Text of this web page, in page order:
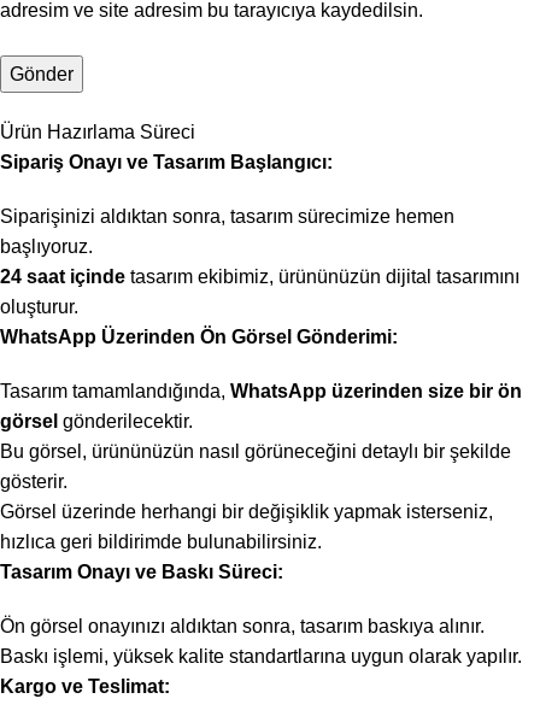
adresim ve site adresim bu tarayıcıya kaydedilsin.
Ürün Hazırlama Süreci
Sipariş Onayı ve Tasarım Başlangıcı:
Siparişinizi aldıktan sonra, tasarım sürecimize hemen
başlıyoruz.
24 saat içinde tasarım ekibimiz, ürününüzün dijital tasarımını
oluşturur.
WhatsApp Üzerinden Ön Görsel Gönderimi:
Tasarım tamamlandığında, WhatsApp üzerinden size bir ön
görsel gönderilecektir.
Bu görsel, ürününüzün nasıl görüneceğini detaylı bir şekilde
gösterir.
Görsel üzerinde herhangi bir değişiklik yapmak isterseniz,
hızlıca geri bildirimde bulunabilirsiniz.
Tasarım Onayı ve Baskı Süreci:
Ön görsel onayınızı aldıktan sonra, tasarım baskıya alınır.
Baskı işlemi, yüksek kalite standartlarına uygun olarak yapılır.
Kargo ve Teslimat: